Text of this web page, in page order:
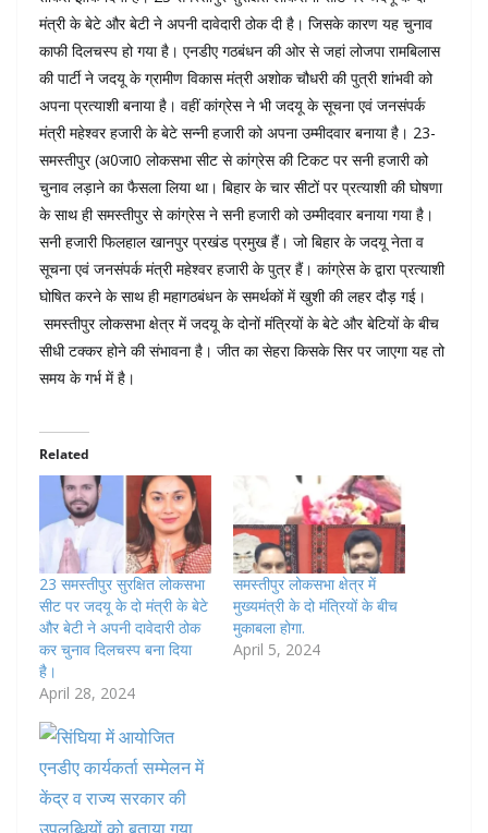
मंत्री के बेटे और बेटी ने अपनी दावेदारी ठोक दी है। जिसके कारण यह चुनाव
काफी दिलचस्प हो गया है। एनडीए गठबंधन की ओर से जहां लोजपा रामबिलास
की पार्टी ने जदयू के ग्रामीण विकास मंत्री अशोक चौधरी की पुत्री शांभवी को
अपना प्रत्याशी बनाया है। वहीं कांग्रेस ने भी जदयू के सूचना एवं जनसंपर्क
मंत्री महेश्वर हजारी के बेटे सन्नी हजारी को अपना उम्मीदवार बनाया है। 23-
समस्तीपुर (अ0जा0 लोकसभा सीट से कांग्रेस की टिकट पर सनी हजारी को
चुनाव लड़ाने का फैसला लिया था। बिहार के चार सीटों पर प्रत्याशी की घोषणा
के साथ ही समस्तीपुर से कांग्रेस ने सनी हजारी को उम्मीदवार बनाया गया है।
सनी हजारी फिलहाल खानपुर प्रखंड प्रमुख हैं। जो बिहार के जदयू नेता व
सूचना एवं जनसंपर्क मंत्री महेश्वर हजारी के पुत्र हैं। कांग्रेस के द्वारा प्रत्याशी
घोषित करने के साथ ही महागठबंधन के समर्थकों में खुशी की लहर दौड़ गई।
समस्तीपुर लोकसभा क्षेत्र में जदयू के दोनों मंत्रियों के बेटे और बेटियों के बीच
सीधी टक्कर होने की संभावना है। जीत का सेहरा किसके सिर पर जाएगा यह तो
समय के गर्भ में है।
Related
23 समस्तीपुर सुरक्षित लोकसभा
सीट पर जदयू के दो मंत्री के बेटे
और बेटी ने अपनी दावेदारी ठोक
कर चुनाव दिलचस्प बना दिया
है।
April 28, 2024
समस्तीपुर लोकसभा क्षेत्र में
मुख्यमंत्री के दो मंत्रियों के बीच
मुकाबला होगा.
April 5, 2024